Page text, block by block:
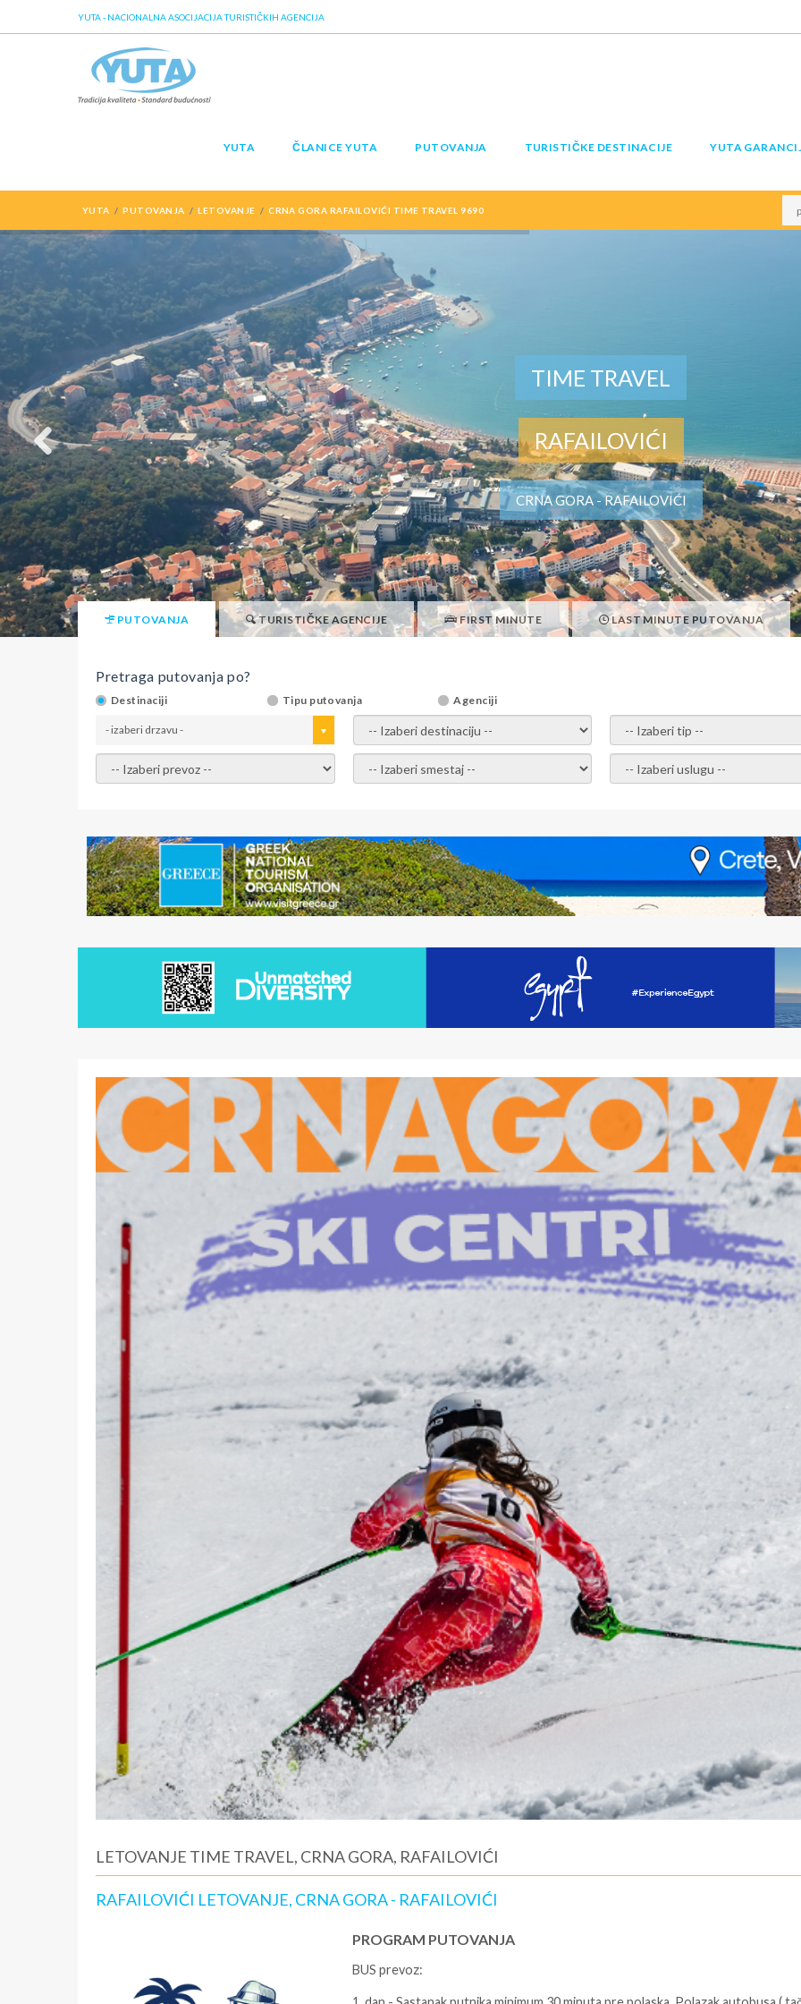
YUTA - NACIONALNA ASOCIJACIJA TURISTIČKIH AGENCIJA
YUTA ČLANICE YUTA PUTOVANJA TURISTIČKE DESTINACIJE YUTA
YUTA PUTOVANJA LETOVANJE CRNA GORA RAFAILOVIĆI TIME TRAVEL 9690
TIME TRAVEL
RAFAILOVIĆI
CRNA GORA - RAFAILOVIĆI
PUTOVANJA TURISTIČKE AGENCIJE FIRST MINUTE LAST MINUTE PUTOVANJA
Pretraga putovanja po?
Destinaciji Tipu putovanja Agenciji
- izaberi drzavu - - izaberi destinaciju - - izaberi tip -
- izaberi prevoz - - Izaberite smestaj - - Izaberite uslugu -
LETOVANJE TIME TRAVEL, CRNA GORA, RAFAILOVIĆI
RAFAILOVIĆI LETOVANJE, CRNA GORA - RAFAILOVIĆI
PROGRAM PUTOVANJA
BUS prevoz: